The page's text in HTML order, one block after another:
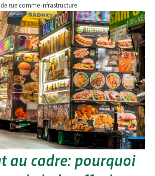
rue comme infrastructure
au cadre: pourquoi